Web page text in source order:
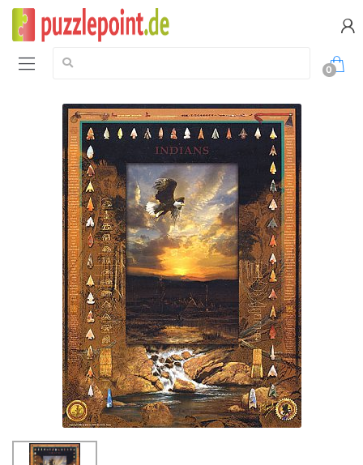
Suche:
0